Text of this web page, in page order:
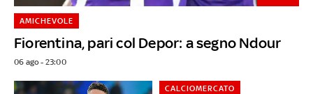
Fiorentina, pari col Depor: a segno Ndour
AMICHEVOLE
06 ago - 23:00
CALCIOMERCATO